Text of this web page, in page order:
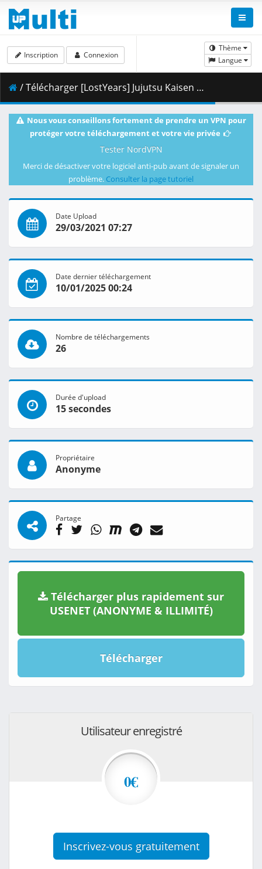
Thème
Langue
Inscription Connexion
/ Télécharger [LostYears] Jujutsu Kaisen - 17 (WEB 1080p x264 10-bit AAC) [A6EEFEFC].mkv.001 ( 435.88 MB )
Nous vous conseillons fortement de prendre un VPN pour
protéger votre téléchargement et votre vie privée
Tester NordVPN
Merci de désactiver votre logiciel anti-pub avant de signaler un
problème. Consulter la page tutoriel
Date Upload
29/03/2021 07:27
Date dernier téléchargement
10/01/2025 00:24
Nombre de téléchargements
26
Durée d'upload
15 secondes
Propriétaire
Anonyme
Partage
Télécharger plus rapidement sur
USENET (ANONYME & ILLIMITÉ)
Télécharger
Utilisateur enregistré
0€
Inscrivez-vous gratuitement